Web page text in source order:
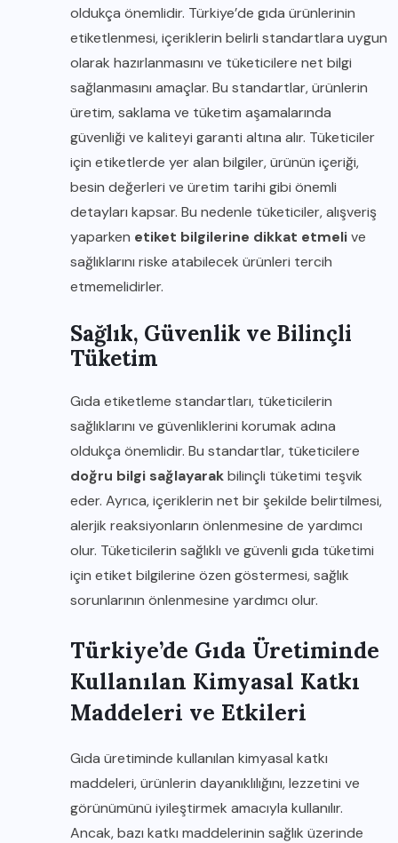
oldukça önemlidir. Türkiye’de gıda ürünlerinin
etiketlenmesi, içeriklerin belirli standartlara uygun
olarak hazırlanmasını ve tüketicilere net bilgi
sağlanmasını amaçlar. Bu standartlar, ürünlerin
üretim, saklama ve tüketim aşamalarında
güvenliği ve kaliteyi garanti altına alır. Tüketiciler
için etiketlerde yer alan bilgiler, ürünün içeriği,
besin değerleri ve üretim tarihi gibi önemli
detayları kapsar. Bu nedenle tüketiciler, alışveriş
yaparken etiket bilgilerine dikkat etmelive
sağlıklarını riske atabilecek ürünleri tercih
etmemelidirler.
Sağlık, Güvenlik ve Bilinçli
Tüketim
Gıda etiketleme standartları, tüketicilerin
sağlıklarını ve güvenliklerini korumak adına
oldukça önemlidir. Bu standartlar, tüketicilere
doğru bilgi sağlayarakbilinçli tüketimi teşvik
eder. Ayrıca, içeriklerin net bir şekilde belirtilmesi,
alerjik reaksiyonların önlenmesine de yardımcı
olur. Tüketicilerin sağlıklı ve güvenli gıda tüketimi
için etiket bilgilerine özen göstermesi, sağlık
sorunlarının önlenmesine yardımcı olur.
Türkiye’de Gıda Üretiminde
Kullanılan Kimyasal Katkı
Maddeleri ve Etkileri
Gıda üretiminde kullanılan kimyasal katkı
maddeleri, ürünlerin dayanıklılığını, lezzetini ve
görünümünü iyileştirmek amacıyla kullanılır.
Ancak, bazı katkı maddelerinin sağlık üzerinde